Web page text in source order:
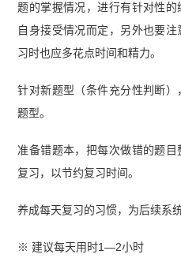
题的掌握情况，进行有针对性
自身接受情况而定，另外也要
习时也应多花点时间和精力。
针对新题型（条件充分性判断
题型。
准备错题本，把每次做错的题
复习，以节约复习时间。
养成每天复习的习惯，为后续系
※ 建议每天用时1—2小时